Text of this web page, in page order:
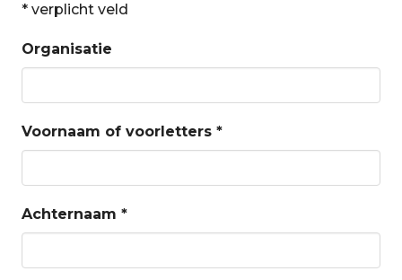
* verplicht veld
Organisatie
Voornaam of voorletters *
Achternaam *